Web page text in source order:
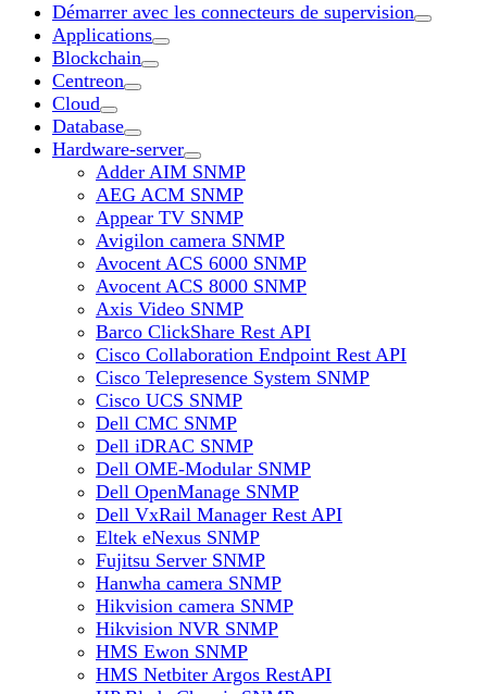
Démarrer avec les connecteurs de supervision
Applications
Blockchain
Centreon
Cloud
Database
Hardware-server
Adder AIM SNMP
AEG ACM SNMP
Appear TV SNMP
Avigilon camera SNMP
Avocent ACS 6000 SNMP
Avocent ACS 8000 SNMP
Axis Video SNMP
Barco ClickShare Rest API
Cisco Collaboration Endpoint Rest API
Cisco Telepresence System SNMP
Cisco UCS SNMP
Dell CMC SNMP
Dell iDRAC SNMP
Dell OME-Modular SNMP
Dell OpenManage SNMP
Dell VxRail Manager Rest API
Eltek eNexus SNMP
Fujitsu Server SNMP
Hanwha camera SNMP
Hikvision camera SNMP
Hikvision NVR SNMP
HMS Ewon SNMP
HMS Netbiter Argos RestAPI